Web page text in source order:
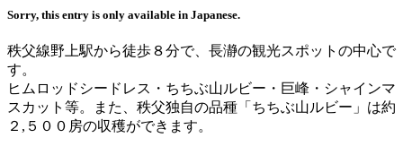
Sorry, this entry is only available in Japanese.
秩父線野上駅から徒歩８分で、長瀞の観光スポットの中心で
す。
ヒムロッドシードレス・ちちぶ山ルビー・巨峰・シャインマ
スカット等。また、秩父独自の品種「ちちぶ山ルビー」は約
２,５００房の収穫ができます。